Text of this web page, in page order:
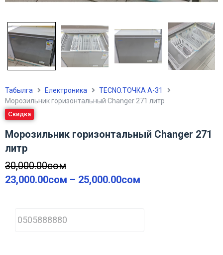
Табылга Електроника
TECNO.ТОЧКА А-31
Морозильник горизонтальный Changer 271 литр
Скидка
Морозильник горизонтальный Changer 271
литр
30,000.00сом
23,000.00сом – 25,000.00сом
h
o